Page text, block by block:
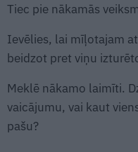
Tiec pie nākamās
Ievēlies, lai mīļotajam
beidzot pret viņu
Meklē nākamo laimīti.
vaicājumu, vai kaut
pašu?